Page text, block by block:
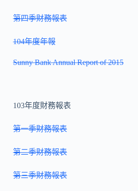
第四季財務報表
104年度年報
Sunny Bank Annual Report of 2015
103年度財務報表
第一季財務報表
第二季財務報表
第三季財務報表